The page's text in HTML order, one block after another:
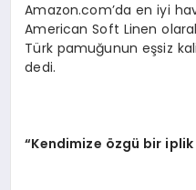
Amazon.com’da en iyi
American Soft Linen
Türk pamuğunun eşsiz
dedi.
“Kendimize özgü bir